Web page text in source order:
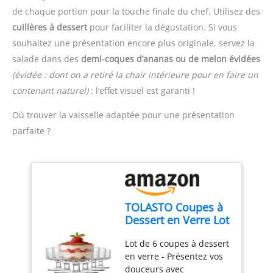
fruits. Que manger des
fruits devienne un
plaisir. LE FORFAIT
COMPREND (8 PIÈCES):
Notre ensemble est
équipé de 1 × enleve
trognon pomme + 1 ×
Boule Melon + 1 × Outil
de sculpture de fruits + 1
outils, ce qui est d'un
excellent rapport qualité
/ prix et rend votre
voyage gastronomique
détendu et plus
appétissant.
lorsqu'il s'agit d'aliments
NETTOYER - La meilleure
façon de nettoyer cette
râpe à main/ce zesteur
est de la rincer
simplement sous un jet
d'eau. La poignée est
munie d'un trou qui
permet de la suspendre
optant pour une seule
Deiss. Ses dents
métalliques empêchent
les accumulations de
résidus, contrairement à
d’autres râpes, faisant
qu’elle peut être nettoyée
en un clin d'œil. Passez la
simplement sous l’eau, et
CUISINER PLUS
AGREABLEMENT :
Éblouissez vos amis avec
de nouvelles recettes,
comparables à celles des
restaurants. Testez de
nouvelles saveurs grâce à
des ingrédients zestés
finement, sans aucun
de chaque portion pour la touche finale du chef. Utilisez des
cuillères à dessert pour faciliter la dégustation. Si vous
souhaitez une présentation encore plus originale, servez la
salade dans des demi-coques d’ananas ou de melon évidées
(évidée : dont on a retiré la chair intérieure pour en faire un
contenant naturel): l’effet visuel est garanti !
Où trouver la vaisselle adaptée pour une présentation
parfaite ?
TOLASTO Coupes à
Dessert en Verre Lot
Verre 180 ml avec
Pied, Bols à Dessert
Lot de 6 coupes à dessert
en verre - Présentez vos
douceurs avec